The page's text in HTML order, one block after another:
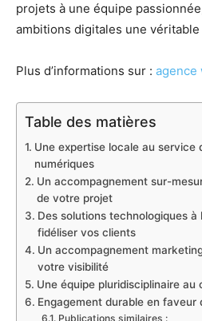
projets à une équipe
ambitions digitales une
Plus d’informations sur : agence
Table des matières
Une expertise locale au service
numériques
Un accompagnement sur-
de votre projet
Des solutions technologiques
fidéliser vos clients
Un accompagnement
votre visibilité
Une équipe pluridisciplinaire au
Engagement durable en
Publications similaires :